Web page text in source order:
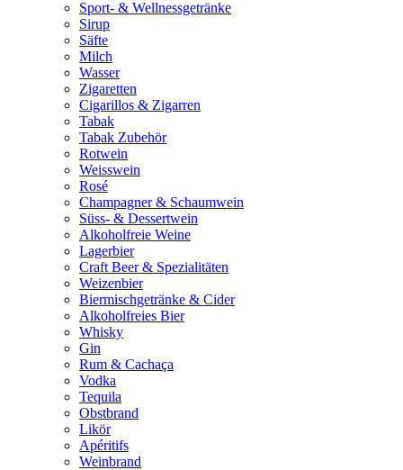
Sport- & Wellnessgetränke
Sirup
Säfte
Milch
Wasser
Zigaretten
Cigarillos & Zigarren
Tabak
Tabak Zubehör
Rotwein
Weisswein
Rosé
Champagner & Schaumwein
Süss- & Dessertwein
Alkoholfreie Weine
Lagerbier
Craft Beer & Spezialitäten
Weizenbier
Biermischgetränke & Cider
Alkoholfreies Bier
Whisky
Gin
Rum & Cachaça
Vodka
Tequila
Obstbrand
Likör
Apéritifs
Weinbrand